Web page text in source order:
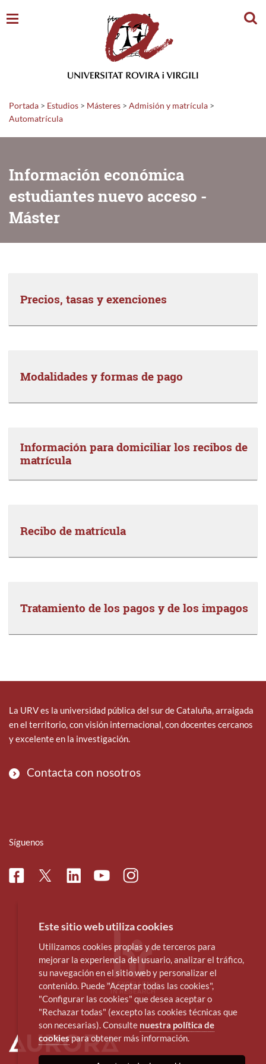
Portada > Estudios > Másteres > Admisión y matrícula >
Automatrícula
Información económica
estudiantes nuevo acceso -
Máster
Precios, tasas y exenciones
Modalidades y formas de pago
Información para domiciliar los recibos de
matrícula
Recibo de matrícula
Tratamiento de los pagos y de los impagos
La URV es la universidad pública del sur de Cataluña, arraigada
en el territorio, con visión internacional, con docentes cercanos
y excelente en la investigación.
Contacta con nosotros
Síguenos
FacebookTwitterLinkedinYoutubeInstagram
Este sitio web utiliza cookies
Utilizamos cookies propias y de terceros para
mejorar la experiencia del usuario, analizar el tráfico,
su navegación en el sitio web y personalizar el
contenido. Puede "Aceptar todas las cookies",
"Configurar las cookies" que desea aceptar o
"Rechazar todas" (excepto las cookies técnicas que
son necesarias). Consulte nuestra política de
cookies para obtener más información.